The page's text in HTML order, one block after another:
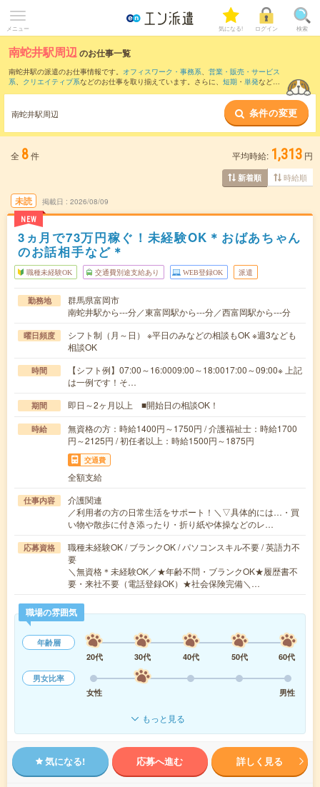
メニュー 気になる! ログイン 検索
南蛇井駅周辺のお仕事一覧
南蛇井駅の派遣のお仕事情報です。 オフィスワーク・事務系、 営業・販売・サービス
系、 クリエイティブ系などのお仕事を取り揃えています。さらに、 短期 ・ 単発などの
また、磯部(群馬県)駅 横川(群馬県)駅など近
隣駅のお仕事もご確認いただけます。
南蛇井駅周辺 条件の変更
全 8件 平均時給: 1,313 円
新着順 時給順
未読
NEW
掲載日 2026/08/09
3ヵ月で73万円稼ぐ！未経験OK＊おばあちゃん
のお話相手など＊
職種未経験OK 交通費別途支給あり WEB登録OK 派遣
勤務地
群馬県富岡市
南蛇井駅から---分／東富岡駅から---分／西富岡駅から---分
曜日頻度
シフト制（月～日） ※平日のみなどの相談もOK ※週3なども
相談OK
時間
【シフト例】07:00～16:0009:00～18:0017:00～09:00※ 上記
は一例です！そ…
期間 即日～2ヶ月以上 ■開始日の相談OK！
時給
無資格の方：時給1400円～1750円 / 介護福祉士：時給1700
円～2125円 / 初任者以上：時給1500円～1875円
交通費
全額支給
仕事内容
介護関連
／利用者の方の日常生活をサポート！＼▽具体的には…・買
い物や散歩に付き添ったり・折り紙や体操などのレ…
応募資格
職種未経験OK / ブランクOK / パソコンスキル不要 / 英語力不
要
＼無資格＊未経験OK／★年齢不問・ブランクOK★履歴書不
要・来社不要（電話登録OK）★社会保険完備＼…
職場の雰囲気
年齢層
20代
30代 40代 50代
60代
男女比率
女性
男性
もっと見る
気になる! 応募へ進む 詳しく見る